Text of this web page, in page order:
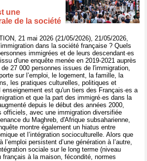
une
de la société
21 mai 2026 (21/05/2026), 21/05/2026,
dans la société française ? Quels
immigrées et de leurs descendant·es
d'une enquête menée en 2019-2021 auprès
27 000 personnes issues de l'immigration,
sur l’emploi, le logement, la famille, la
les pratiques culturelles, politiques et
est qu'un tiers des Français·es a
et que la part des immigré·es dans la
depuis le début des années 2000,
officiels, avec une immigration diversifiée
du Maghreb, d'Afrique subsaharienne,
montre également un hiatus entre
et l’intégration socioculturelle. Alors que
persistent d’une génération à l’autre,
sociale sur le long terme (niveau
français à la maison, fécondité, normes